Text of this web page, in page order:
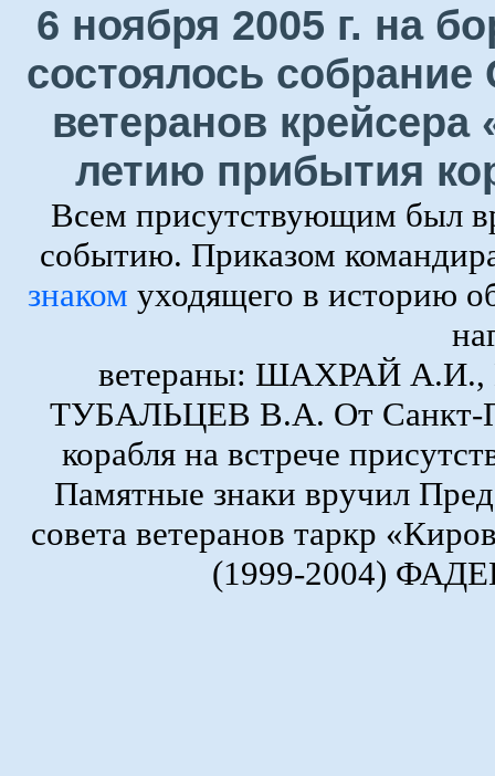
6 ноября 2005 г. на
состоялось собрание
ветеранов
летию прибытия
Всем присутствующим был
событию. Приказом
знаком уходящего в историю
ветераны: ШАХРАЙ
ТУБАЛЬЦЕВ В.А. От Санкт-
корабля на встрече
Памятные знаки вручил
совета ветеранов таркр
(1999-2004)